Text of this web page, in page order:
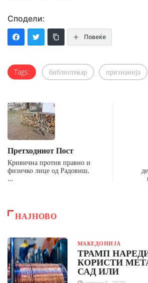
Сподели:
Повеќе
Tags: библиотекар признанија
Претходниот Пост
Кривична против правно и
физичко лице од Радовиш,
…
НАЈНОВО
МАКЕДОНИЈА
ТРАМП
КОРИСТИ
САД ИЛИ